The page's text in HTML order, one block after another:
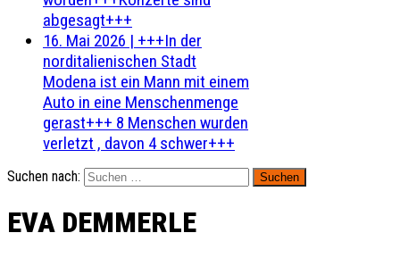
abgesagt+++
16. Mai 2026 | +++In der
norditalienischen Stadt
Modena ist ein Mann mit einem
Auto in eine Menschenmenge
gerast+++ 8 Menschen wurden
verletzt , davon 4 schwer+++
Suchen nach:
EVA DEMMERLE